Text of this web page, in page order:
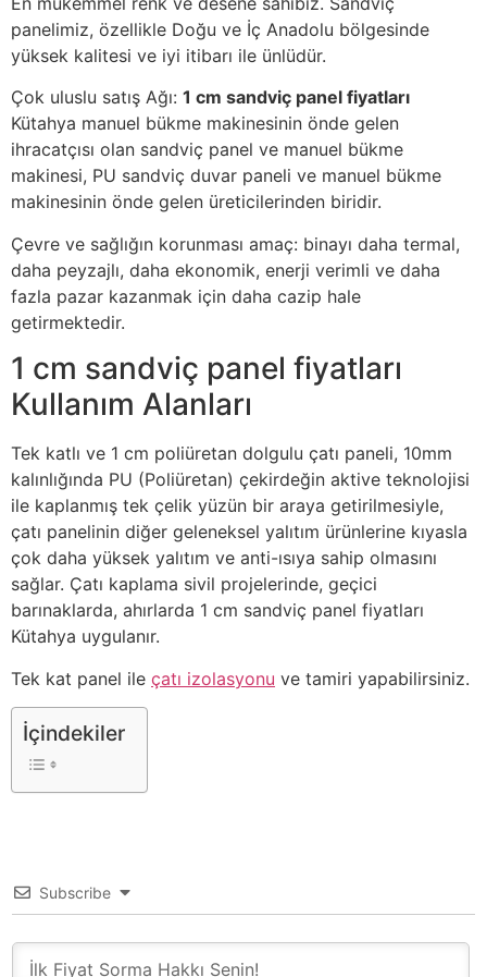
panelimiz, özellikle Doğu ve İç Anadolu bölgesinde
yüksek kalitesi ve iyi itibarı ile ünlüdür.
Çok uluslu satış Ağı: 1 cm sandviç panel fiyatları
Kütahya manuel bükme makinesinin önde gelen
ihracatçısı olan sandviç panel ve manuel bükme
makinesi, PU sandviç duvar paneli ve manuel bükme
makinesinin önde gelen üreticilerinden biridir.
Çevre ve sağlığın korunması amaç: binayı daha termal,
daha peyzajlı, daha ekonomik, enerji verimli ve daha
fazla pazar kazanmak için daha cazip hale
getirmektedir.
1 cm sandviç panel fiyatları
Kullanım Alanları
Tek katlı ve 1 cm poliüretan dolgulu çatı paneli, 10mm
kalınlığında PU (Poliüretan) çekirdeğin aktive teknolojisi
ile kaplanmış tek çelik yüzün bir araya getirilmesiyle,
çatı panelinin diğer geleneksel yalıtım ürünlerine kıyasla
çok daha yüksek yalıtım ve anti-ısıya sahip olmasını
sağlar. Çatı kaplama sivil projelerinde, geçici
barınaklarda, ahırlarda 1 cm sandviç panel fiyatları
Kütahya uygulanır.
Tek kat panel ile çatı izolasyonu ve tamiri yapabilirsiniz.
İçindekiler
Subscribe